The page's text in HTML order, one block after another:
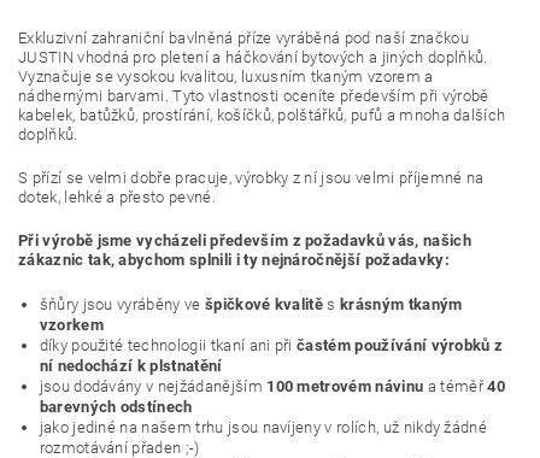
Exkluzivní zahraniční bavlněná příze vyráběná pod naší značkou
JUSTIN vhodná pro pletení a háčkování bytových a jiných doplňků.
Vyznačuje se vysokou kvalitou, luxusním tkaným vzorem a
nádhernými barvami. Tyto vlastnosti oceníte především při výrobě
kabelek, batůžků, prostírání, košíčků, polštářků, pufů a mnoha dalších
doplňků.
S přízí se velmi dobře pracuje, výrobky z ní jsou velmi příjemné na
dotek, lehké a přesto pevné.
Při výrobě jsme vycházeli především z požadavků vás, našich
zákaznic tak, abychom splnili i ty nejnáročnější požadavky:
šňůry jsou vyráběny ve špičkové kvalitě s krásným tkaným
vzorkem
díky použité technologii tkaní ani přičastém používání výrobků z
ní nedochází k plstnatění
jsou dodávány v nejžádanějším 100 metrovém návinu a téměř40
barevných odstínech
jako jediné na našem trhu jsou navíjeny v rolích, už nikdy žádné
rozmotávání přaden ;-)